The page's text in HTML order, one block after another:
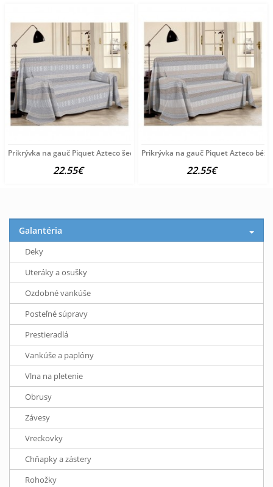
Prikrývka na gauč Piquet Azteco šedá Šedá 170x280 cm
22.55€
Prikrývka na gauč Piquet Azteco
22.55€
Galantéria
Deky
Uteráky a osušky
Ozdobné vankúše
Posteľné súpravy
Prestieradlá
Vankúše a paplóny
Vlna na pletenie
Obrusy
Závesy
Vreckovky
Chňapky a zástery
Rohožky